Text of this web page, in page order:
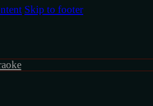
Skip to footer